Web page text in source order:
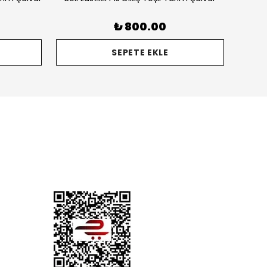
₺ 800.00
SEPETE EKLE